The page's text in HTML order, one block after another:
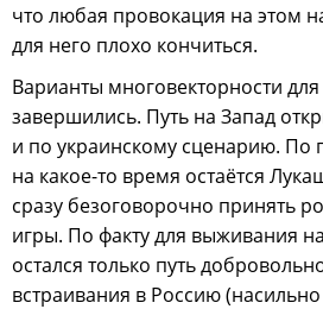
что любая провокация на этом
для него плохо кончиться.
Варианты многовекторности
завершились. Путь на Запад
и по украинскому сценарию. По
на какое-то время остаётся
сразу безоговорочно принять
игры. По факту для выживания
остался только путь
встраивания в Россию